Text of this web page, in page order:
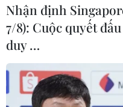
Nhận định
7/8): Cuộc quyết
duy …